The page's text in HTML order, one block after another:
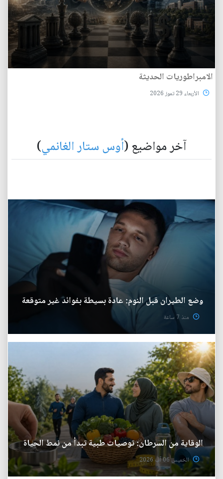
الامبراطوريات الحديثة
الأربعاء 29 تموز 2026
آخر مواضيع (أوس ستار الغانمي)
وضع الطيران قبل النوم: عادة بسيطة بفوائد غير متوقعة
منذ 7 ساعة
الوقاية من السرطان: توصيات طبية تبدأ من نمط الحياة
الخميس 06 آب 2026